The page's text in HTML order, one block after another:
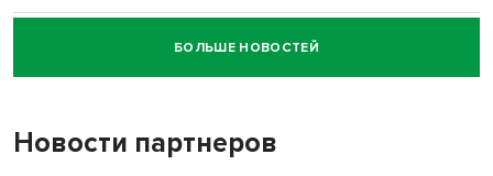
Новосибирский суд наказал водителя за смерть
пенсионерки на вокзале
БОЛЬШЕ НОВОСТЕЙ
Новости партнеров